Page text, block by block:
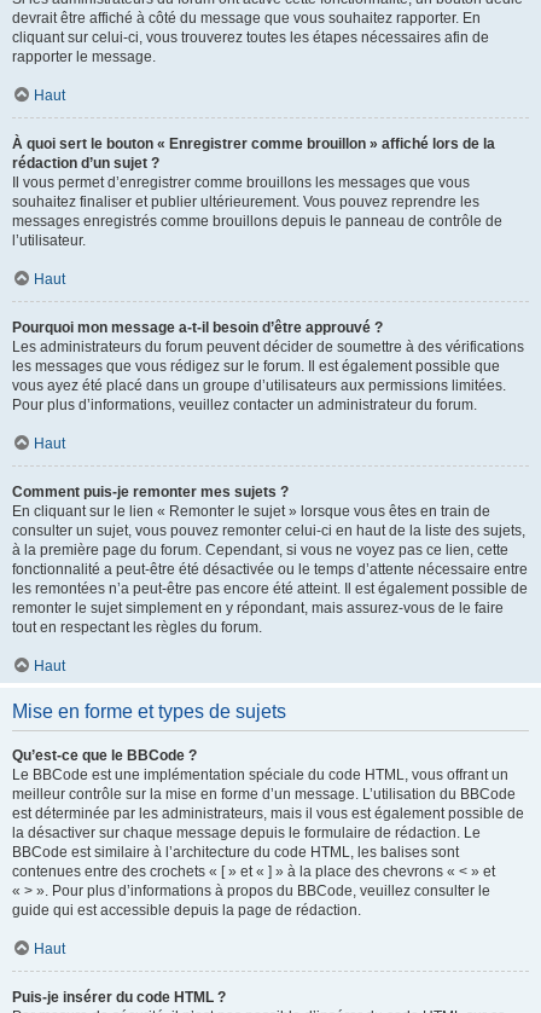
devrait être affiché à côté du message que vous souhaitez rapporter. En
cliquant sur celui-ci, vous trouverez toutes les étapes nécessaires afin de
rapporter le message.
Haut
À quoi sert le bouton « Enregistrer comme brouillon » affiché lors de la
rédaction d’un sujet ?
Il vous permet d’enregistrer comme brouillons les messages que vous
souhaitez finaliser et publier ultérieurement. Vous pouvez reprendre les
messages enregistrés comme brouillons depuis le panneau de contrôle de
l’utilisateur.
Haut
Pourquoi mon message a-t-il besoin d’être approuvé ?
Les administrateurs du forum peuvent décider de soumettre à des vérifications
les messages que vous rédigez sur le forum. Il est également possible que
vous ayez été placé dans un groupe d’utilisateurs aux permissions limitées.
Pour plus d’informations, veuillez contacter un administrateur du forum.
Haut
Comment puis-je remonter mes sujets ?
En cliquant sur le lien « Remonter le sujet » lorsque vous êtes en train de
consulter un sujet, vous pouvez remonter celui-ci en haut de la liste des sujets,
à la première page du forum. Cependant, si vous ne voyez pas ce lien, cette
fonctionnalité a peut-être été désactivée ou le temps d’attente nécessaire entre
les remontées n’a peut-être pas encore été atteint. Il est également possible de
remonter le sujet simplement en y répondant, mais assurez-vous de le faire
tout en respectant les règles du forum.
Haut
Mise en forme et types de sujets
Qu’est-ce que le BBCode ?
Le BBCode est une implémentation spéciale du code HTML, vous offrant un
meilleur contrôle sur la mise en forme d’un message. L’utilisation du BBCode
est déterminée par les administrateurs, mais il vous est également possible de
la désactiver sur chaque message depuis le formulaire de rédaction. Le
BBCode est similaire à l’architecture du code HTML, les balises sont
contenues entre des crochets « [ » et « ] » à la place des chevrons « < » et
« > ». Pour plus d’informations à propos du BBCode, veuillez consulter le
guide qui est accessible depuis la page de rédaction.
Haut
Puis-je insérer du code HTML ?